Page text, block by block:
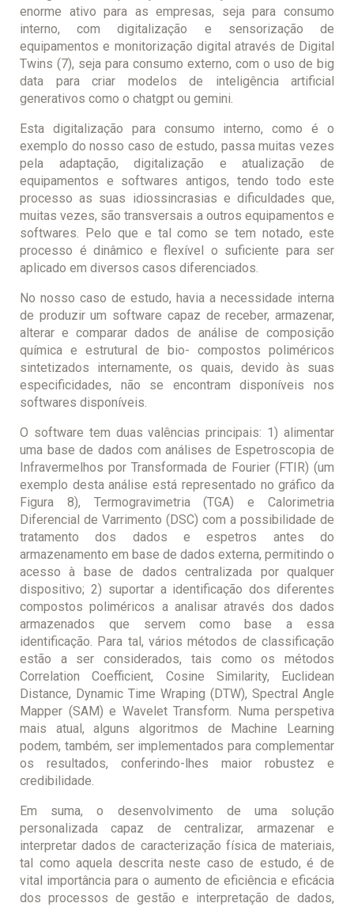
enorme ativo para as empresas, seja para consumo
interno, com digitalização e sensorização de
equipamentos e monitorização digital através de Digital
Twins (7), seja para consumo externo, com o uso de big
data para criar modelos de inteligência artificial
generativos como o chatgpt ou gemini.
Esta digitalização para consumo interno, como é o
exemplo do nosso caso de estudo, passa muitas vezes
pela adaptação, digitalização e atualização de
equipamentos e softwares antigos, tendo todo este
processo as suas idiossincrasias e dificuldades que,
muitas vezes, são transversais a outros equipamentos e
softwares. Pelo que e tal como se tem notado, este
processo é dinâmico e flexível o suficiente para ser
aplicado em diversos casos diferenciados.
No nosso caso de estudo, havia a necessidade interna
de produzir um software capaz de receber, armazenar,
alterar e comparar dados de análise de composição
química e estrutural de bio- compostos poliméricos
sintetizados internamente, os quais, devido às suas
especificidades, não se encontram disponíveis nos
softwares disponíveis.
O software tem duas valências principais: 1) alimentar
uma base de dados com análises de Espetroscopia de
Infravermelhos por Transformada de Fourier (FTIR) (um
exemplo desta análise está representado no gráfico da
Figura 8), Termogravimetria (TGA) e Calorimetria
Diferencial de Varrimento (DSC) com a possibilidade de
tratamento dos dados e espetros antes do
armazenamento em base de dados externa, permitindo o
acesso à base de dados centralizada por qualquer
dispositivo; 2) suportar a identificação dos diferentes
compostos poliméricos a analisar através dos dados
armazenados que servem como base a essa
identificação. Para tal, vários métodos de classificação
estão a ser considerados, tais como os métodos
Correlation Coefficient, Cosine Similarity, Euclidean
Distance, Dynamic Time Wraping (DTW), Spectral Angle
Mapper (SAM) e Wavelet Transform. Numa perspetiva
mais atual, alguns algoritmos de Machine Learning
podem, também, ser implementados para complementar
os resultados, conferindo-lhes maior robustez e
credibilidade.
Em suma, o desenvolvimento de uma solução
personalizada capaz de centralizar, armazenar e
interpretar dados de caracterização física de materiais,
tal como aquela descrita neste caso de estudo, é de
vital importância para o aumento de eficiência e eficácia
dos processos de gestão e interpretação de dados,